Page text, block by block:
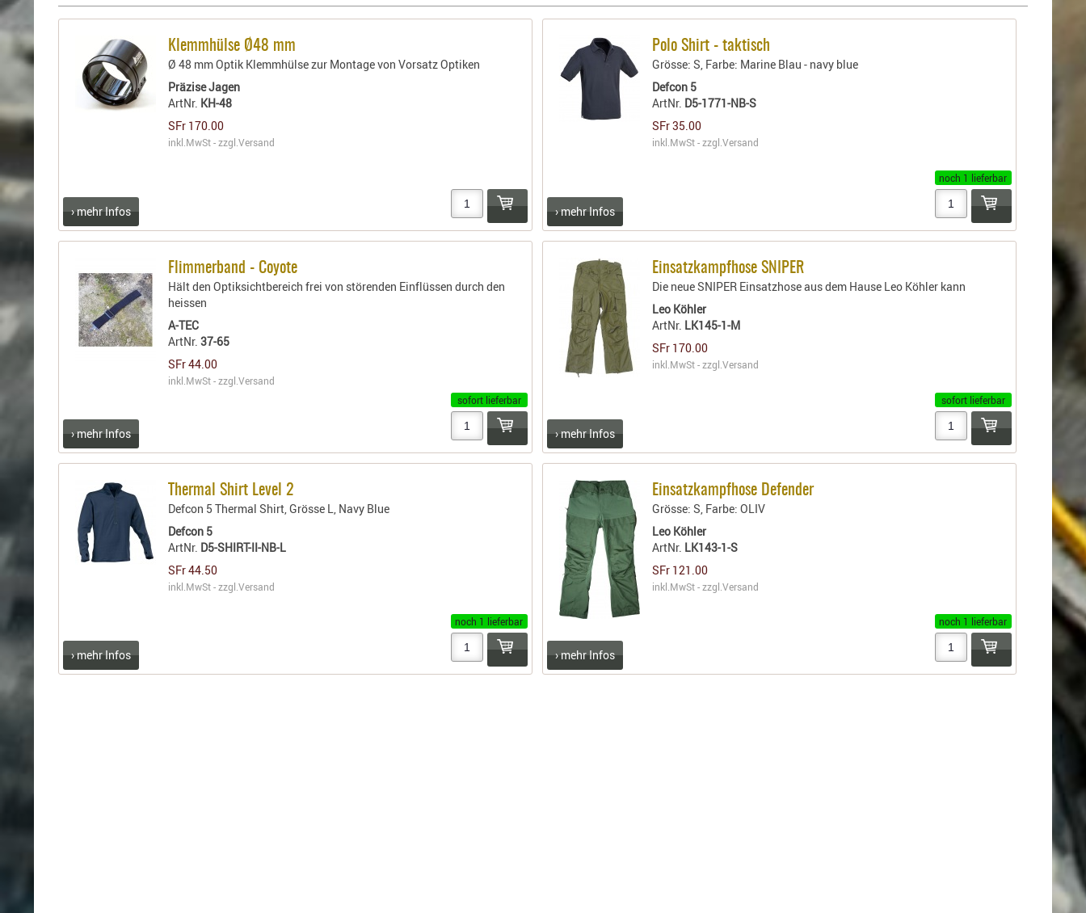
Klemmhülse Ø48 mm
Ø 48 mm Optik Klemmhülse zur Montage von Vorsatz Optiken
Präzise Jagen
ArtNr. KH-48
SFr 170.00
inkl.MwSt - zzgl.Versand
› mehr Infos
Polo Shirt - taktisch
Grösse: S, Farbe: Marine Blau - navy blue
Defcon 5
ArtNr. D5-1771-NB-S
SFr 35.00
inkl.MwSt - zzgl.Versand
noch 1 lieferbar
› mehr Infos
Flimmerband - Coyote
Hält den Optiksichtbereich frei von störenden Einflüssen durch den
heissen
A-TEC
ArtNr.37-65
SFr 44.00
inkl.MwSt - zzgl.Versand
sofort lieferbar
› mehr Infos
Einsatzkampfhose SNIPER
Die neue SNIPER Einsatzhose aus dem Hause Leo Köhler kann
Leo Köhler
ArtNr. LK145-1-M
SFr 170.00
inkl.MwSt - zzgl.Versand
sofort lieferbar
› mehr Infos
Thermal Shirt Level 2
Defcon 5 Thermal Shirt, Grösse L, Navy Blue
Defcon 5
ArtNr. D5-SHIRT-II-NB-L
SFr 44.50
inkl.MwSt - zzgl.Versand
noch 1 lieferbar
› mehr Infos
Einsatzkampfhose Defender
Grösse: S, Farbe: OLIV
Leo Köhler
ArtNr. LK143-1-S
SFr 121.00
inkl.MwSt - zzgl.Versand
noch 1 lieferbar
› mehr Infos